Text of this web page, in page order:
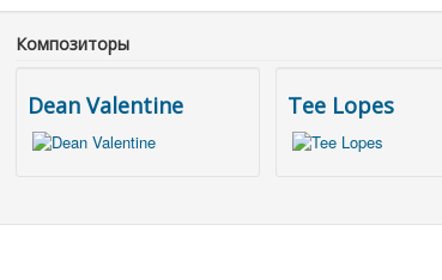
Композиторы
Dean Valentine Tee Lopes